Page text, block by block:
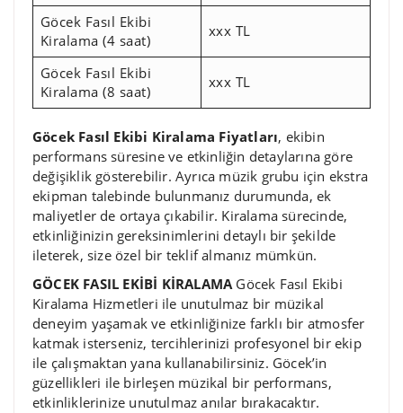
Göcek Fasıl Ekibi
Kiralama (4 saat)
xxx TL
Göcek Fasıl Ekibi
Kiralama (8 saat)
xxx TL
Göcek Fasıl Ekibi Kiralama Fiyatları, ekibin
performans süresine ve etkinliğin detaylarına göre
değişiklik gösterebilir. Ayrıca müzik grubu için ekstra
ekipman talebinde bulunmanız durumunda, ek
maliyetler de ortaya çıkabilir. Kiralama sürecinde,
etkinliğinizin gereksinimlerini detaylı bir şekilde
ileterek, size özel bir teklif almanız mümkün.
GÖCEK FASIL EKİBİ KİRALAMAGöcek Fasıl Ekibi
Kiralama Hizmetleri ile unutulmaz bir müzikal
deneyim yaşamak ve etkinliğinize farklı bir atmosfer
katmak isterseniz, tercihlerinizi profesyonel bir ekip
ile çalışmaktan yana kullanabilirsiniz. Göcek’in
güzellikleri ile birleşen müzikal bir performans,
etkinliklerinize unutulmaz anılar bırakacaktır.